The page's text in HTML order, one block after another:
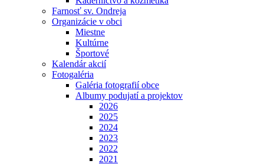
Farnosť sv. Ondreja
Organizácie v obci
Miestne
Kultúrne
Športové
Kalendár akcií
Fotogaléria
Galéria fotografií obce
Albumy podujatí a projektov
2026
2025
2024
2023
2022
2021